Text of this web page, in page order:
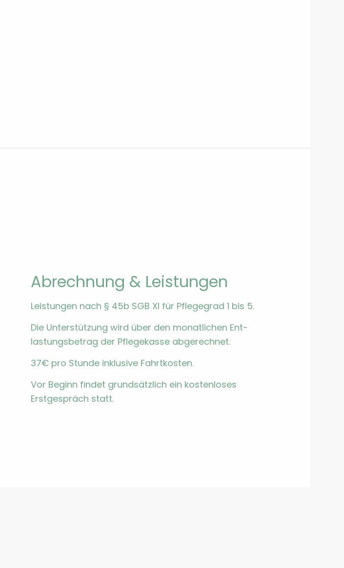
Abrech­nung & Leis­tun­gen
Leis­tun­gen nach § 45b SGB XI für Pflege­grad 1 bis 5.
Die Unter­stützung wird über den monatlichen Ent­
las­tungs­be­trag der Pflegekasse abgerech­net.
37€ pro Stunde inklu­sive Fahrtkosten.
Vor Beginn find­et grund­sät­zlich ein kosten­los­es
Erst­ge­spräch statt.